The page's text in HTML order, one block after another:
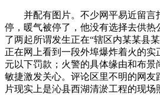
并配有图片。不少网平易近留言
停，暖气被停了，他没有选择去供热
了两起所谓发生正在“辖区内某某县
正在网上看到一段外埠爆炸着火的
元以下罚款；火警的具体缘由和布
敏捷激发关心。评论区里不明的网友
片现实上是沁县西湖清淤工程的现